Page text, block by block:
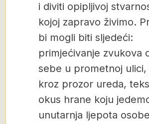
i diviti opipljivoj
kojoj zapravo živimo.
bi mogli biti sljedeći:
primjećivanje zvukova
sebe u prometnoj
kroz prozor ureda,
okus hrane koju
unutarnja ljepota